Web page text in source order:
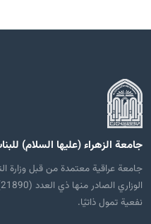
جامعة الزهراء (عليها السلام)
جامعة عراقية معتمدة من قبل وزارة
نفعية تمول ذاتيًا.